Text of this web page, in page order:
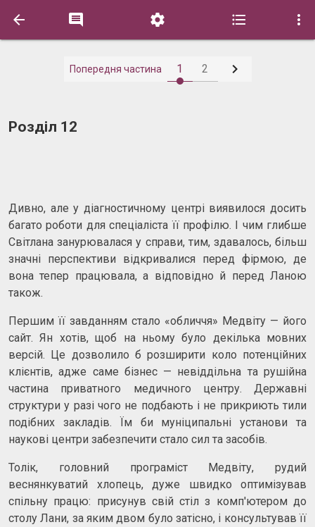
    
Попередня частина 1 2 
Розділ 12
Дивно, але у діагностичному центрі виявилося досить
багато роботи для спеціаліста її профілю. І чим глибше
Світлана занурювалася у справи, тим, здавалось, більш
значні перспективи відкривалися перед фірмою, де
вона тепер працювала, а відповідно й перед Ланою
також.
Першим її завданням стало «обличчя» Медвіту — його
сайт. Ян хотів, щоб на ньому було декілька мовних
версій. Це дозволило б розширити коло потенційних
клієнтів, адже саме бізнес — невіддільна та рушійна
частина приватного медичного центру. Державні
структури у разі чого не подбають і не прикриють тили
подібних закладів. Їм би муніципальні установи та
наукові центри забезпечити стало сил та засобів.
Толік, головний програміст Медвіту, рудий
веснянкуватий хлопець, дуже швидко оптимізував
спільну працю: присунув свій стіл з комп'ютером до
столу Лани, за яким двом було затісно, і консультував її